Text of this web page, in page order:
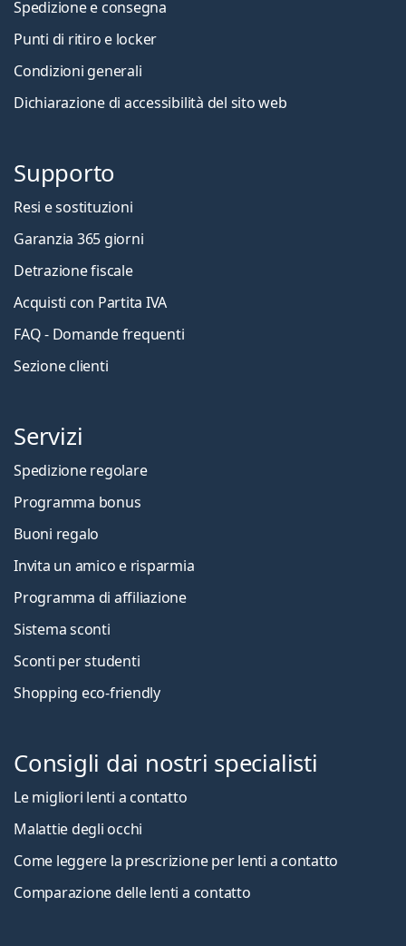
Spedizione e consegna
Punti di ritiro e locker
Condizioni generali
Dichiarazione di accessibilità del sito web
Supporto
Resi e sostituzioni
Garanzia 365 giorni
Detrazione fiscale
Acquisti con Partita IVA
FAQ - Domande frequenti
Sezione clienti
Servizi
Spedizione regolare
Programma bonus
Buoni regalo
Invita un amico e risparmia
Programma di affiliazione
Sistema sconti
Sconti per studenti
Shopping eco-friendly
Consigli dai nostri specialisti
Le migliori lenti a contatto
Malattie degli occhi
Come leggere la prescrizione per lenti a contatto
Comparazione delle lenti a contatto